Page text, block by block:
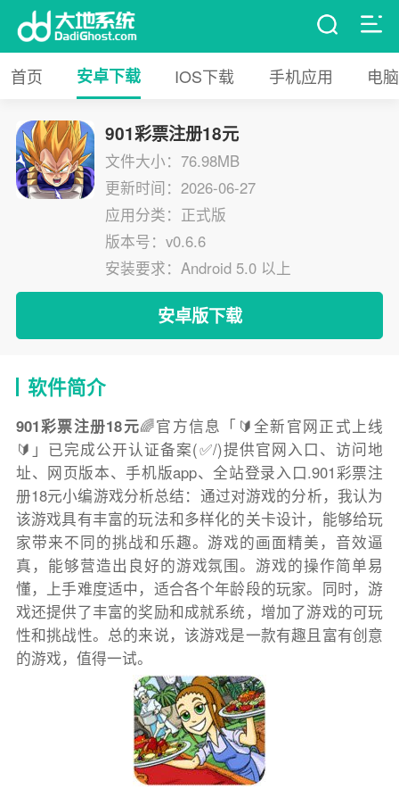
首页 安卓下载 IOS下载 手机应用 电
901彩票注册18元
文件大小：76.98MB
更新时间：2026-06-27
应用分类：正式版
版本号：v0.6.6
安装要求：Android 5.0 以上
安卓版下载
软件简介
901彩票注册18元🌈官方信息「🔰全新官网正式上线
🔰」已完成公开认证备案(✅/)提供官网入口、访问地
址、网页版本、手机版app、全站登录入口.901彩票注
册18元小编游戏分析总结：通过对游戏的分析，我认为
该游戏具有丰富的玩法和多样化的关卡设计，能够给玩
家带来不同的挑战和乐趣。游戏的画面精美，音效逼
真，能够营造出良好的游戏氛围。游戏的操作简单易
懂，上手难度适中，适合各个年龄段的玩家。同时，游
戏还提供了丰富的奖励和成就系统，增加了游戏的可玩
性和挑战性。总的来说，该游戏是一款有趣且富有创意
的游戏，值得一试。